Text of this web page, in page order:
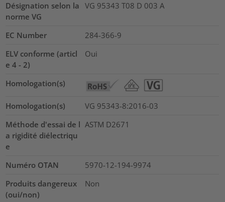
Désignation selon la
norme VG
VG 95343 T08 D 003 A
EC Number
284-366-9
ELV conforme (articl
e 4 - 2)
Oui
Homologation(s)
Homologation(s)
VG 95343-8:2016-03
Méthode d'essai de l
a rigidité diélectriqu
e
ASTM D2671
Numéro OTAN
5970-12-194-9974
Produits dangereux
(oui/non)
Non